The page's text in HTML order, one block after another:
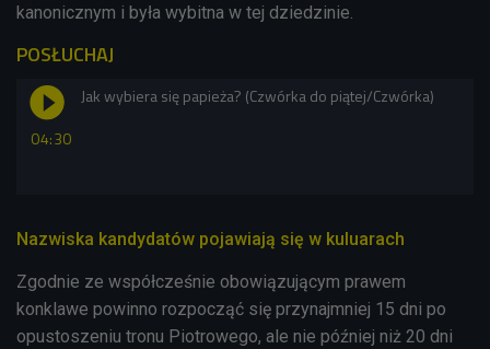
kanonicznym i była wybitna w tej dziedzinie.
POSŁUCHAJ
04:30
Jak wybiera się papieża? (Czwórka do piątej/Czwórka)
Nazwiska kandydatów pojawiają się w kuluarach
Zgodnie ze współcześnie obowiązującym prawem
konklawe powinno rozpocząć się przynajmniej 15 dni po
opustoszeniu tronu Piotrowego, ale nie później niż 20 dni